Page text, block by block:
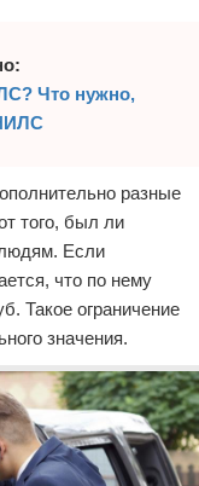
Что нужно,
разные
того, был ли
Если
что по нему
Такое ограничение
значения.